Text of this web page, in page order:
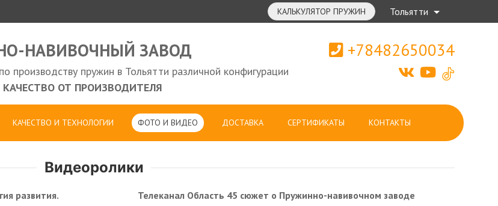
КАЛЬКУЛЯТОР ПРУЖИН Тольятти
НАВИВОЧНЫЙ ЗАВОД
производству пружин в Тольятти различной конфигурации
КАЧЕСТВО ОТ ПРОИЗВОДИТЕЛЯ
+78482650034
КАЧЕСТВО И ТЕХНОЛОГИИ ФОТО И ВИДЕО ДОСТАВКА СЕРТИФИКАТЫ КОНТАКТЫ
Видеоролики
развития. Телеканал Область 45 сюжет о Пружинно-навивочном заводе